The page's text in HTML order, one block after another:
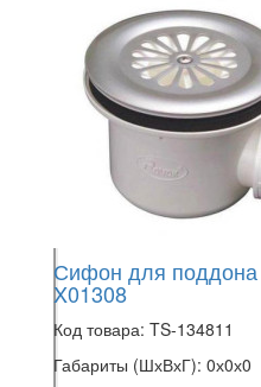
Сифон для поддона
X01308
Код товара: TS-134811
Габариты (ШхВхГ): 0х0х0